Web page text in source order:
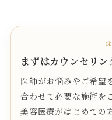
まずはカウンセリン
医師がお悩みやご希望
合わせて必要な施術を
美容医療がはじめての